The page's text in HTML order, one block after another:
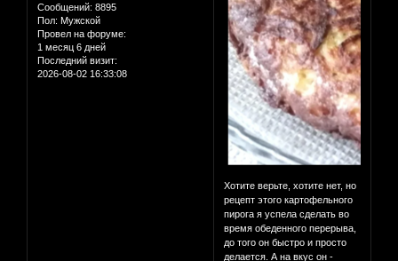
Сообщений: 8895
Пол: Мужской
Провел на форуме:
1 месяц 6 дней
Последний визит:
2026-08-02 16:33:08
Хотите верьте, хотите нет, но
рецепт этого картофельного
пирога я успела сделать во
время обеденного перерыва,
до того он быстро и просто
делается. А на вкус он -